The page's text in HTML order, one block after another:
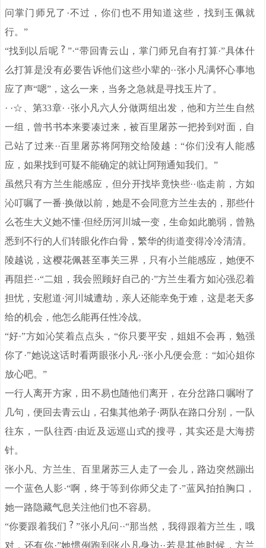
问掌门师兄了·不过，你们也不用知道这些，找到玉佩就
行。”
“找到以后呢
”·“带回青云山，掌门师兄自有打算·”具体什
么打算是没有必要告诉他们这些小辈的··张小凡满怀心事地
应了声“嗯”，这么一来，当务之急就是寻找玉片了。
· ·☆、第33章· ·张小凡六人分做两组出发，他和方兰生自然
一组，曾书书本来要凑过来，被百里屠苏一把拎到对面，自
己站了过来··百里屠苏将阿翔交给陵越：“你们没有人能感
应，如果找到可疑不能确定的就让阿翔通知我们。”
虽然只有方兰生能感应，但分开找毕竟快些··临走前，方如
沁叮嘱了一番·换做以前，她是不会同意方兰生去的，那些什
么苍生大义她不懂·但经历河川城一变，生命如此脆弱，曾熟
悉到不行的人们转眼化作白骨，繁华的街道变得冷冷清清。
陵越说，这樱花佩甚至事关三界，只有小兰能感应，她便不
再阻拦··“二姐，我会照顾好自己的·”方兰生看方如沁强忍着
担忧，安慰道·河川城遭劫，亲人还能幸免于难，这是老天多
给的机会，他怎么能再任性冷战。
“好·”方如沁笑着点点头，“你只要平安，姐姐不会再，勉强
你了·”她说这话时看两眼张小凡··张小凡便会意：“如沁姐你
放心吧。”
一行人离开方家，田不易也随他们离开，在分岔路口嘱咐了
几句，便回去青云山，召集其他弟子·两队在路口分别，一队
往东，一队往西·由近及远巡山式的搜寻，其实还是大海捞
针。
张小凡、方兰生、百里屠苏三人走了一会儿，路边突然蹦出
一个蓝色人影·“啊，终于等到你师父走了·”蓝风拍拍胸口，
她一路隐藏气息关注他们也不容易。
“你要跟着我们
”张小凡问··“那当然，我得跟着方兰生，哦
对，还有你·”她惯例跑到张小凡身边··若是其他时候，方兰